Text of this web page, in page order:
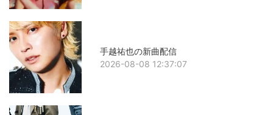
手越祐也の新曲配信
2026-08-08 12:37:07